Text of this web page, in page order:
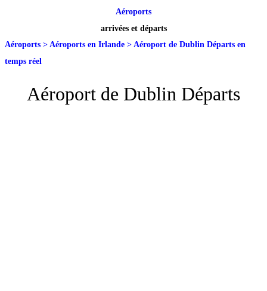
Aéroports
arrivées et départs
Aéroports > Aéroports en Irlande > Aéroport de Dublin Départs en
temps réel
Aéroport de Dublin Départs